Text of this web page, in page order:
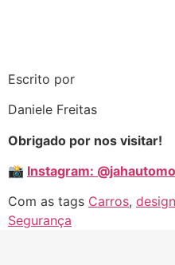
Escrito por
Daniele Freitas
Obrigado por nos visitar!
📸 Instagram:
Com as tags Carros,
Segurança